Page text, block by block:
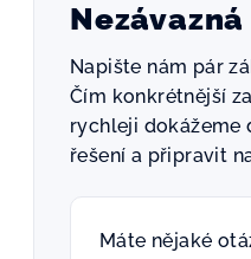
Napište nám pár
Čím konkrétnější
rychleji dokážeme
řešení a připravit
Máte nějaké